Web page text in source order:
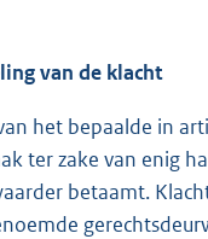
van de klacht
het bepaalde in
ter zake van enig
betaamt.